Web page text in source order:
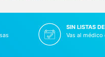
SIN LISTAS
Vas al